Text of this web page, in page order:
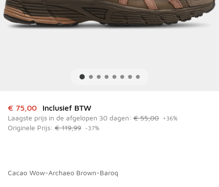
Dit artikel is in de uitverkoop. Dit artikel is in de
€ 75,00 Inclusief BTW
Laagste prijs in de afgelopen 30 dagen: € 55,00 +36%
Originele Prijs: € 119,99 -37%
Cacao Wow-Archaeo Brown-Baroq